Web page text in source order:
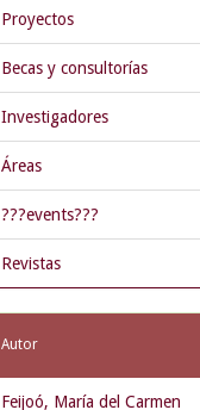
Proyectos
Becas y consultorías
Investigadores
Áreas
???events???
Revistas
Autor
Feijoó, María del Carmen